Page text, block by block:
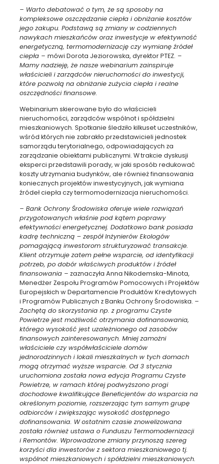
– Warto debatować o tym, że są sposoby na
kompleksowe oszczędzanie ciepła i obniżanie kosztów
jego zakupu. Podstawą są zmiany w codziennych
nawykach mieszkańców oraz inwestycje w efektywność
energetyczną, termomodernizację czy wymianę źródeł
ciepła – mówi Dorota Jeziorowska, dyrektor PTEZ. –
Mamy nadzieję, że nasze webinarium zainspiruje
właścicieli i zarządców nieruchomości do inwestycji,
które pozwolą na obniżanie zużycia ciepła i realne
oszczędności finansowe.
Webinarium skierowane było do właścicieli
nieruchomości, zarządców wspólnot i spółdzielni
mieszkaniowych. Spotkanie śledziło kilkuset uczestników,
wśród których nie zabrakło przedstawicieli jednostek
samorządu terytorialnego, odpowiadających za
zarządzanie obiektami publicznymi. W trakcie dyskusji
eksperci przedstawili porady, w jaki sposób redukować
koszty utrzymania budynków, ale również finansowania
koniecznych projektów inwestycyjnych, jak wymiana
źródeł ciepła czy termomodernizacja nieruchomości.
– Bank Ochrony Środowiska oferuje wiele rozwiązań
przygotowanych właśnie pod kątem poprawy
efektywności energetycznej. Dodatkowo bank posiada
kadrę techniczną – zespół Inżynierów Ekologów
pomagającą inwestorom strukturyzować transakcje.
Klient otrzymuje zatem pełne wsparcie, od identyfikacji
potrzeb, po dobór właściwych produktów i źródeł
finansowania – zaznaczyła Anna Nikodemska-Minota,
Menedżer Zespołu Programów Pomocowych i Projektów
Europejskich w Departamencie Produktów Kredytowych
i Programów Publicznych z Banku Ochrony Środowiska. –
Zachętą do skorzystania np. z programu Czyste
Powietrze jest możliwość otrzymania dofinansowania,
którego wysokość jest uzależnionego od zasobów
finansowych zainteresowanych. Mniej zamożni
właściciele czy współwłaściciele domów
jednorodzinnych i lokali mieszkalnych w tych domach
mogą otrzymać wyższe wsparcie. Od 3 stycznia
uruchomiona została nowa edycja Programu Czyste
Powietrze, w ramach której podwyższono progi
dochodowe kwalifikujące Beneficjentów do wsparcia na
określonym poziomie, rozszerzając tym samym grupę
odbiorców i zwiększając wysokość dostępnego
dofinansowania. W ostatnim czasie znowelizowana
została również ustawa o Funduszu Termomodernizacji
i Remontów. Wprowadzone zmiany przynoszą szereg
korzyści dla inwestorów z sektora mieszkaniowego tj.
wspólnot mieszkaniowych i spółdzielni mieszkaniowych.